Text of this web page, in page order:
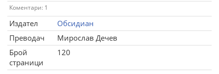
Коментари: 1
Издател
Обсидиан
Преводач
Мирослав Дечев
Брой
страници
120